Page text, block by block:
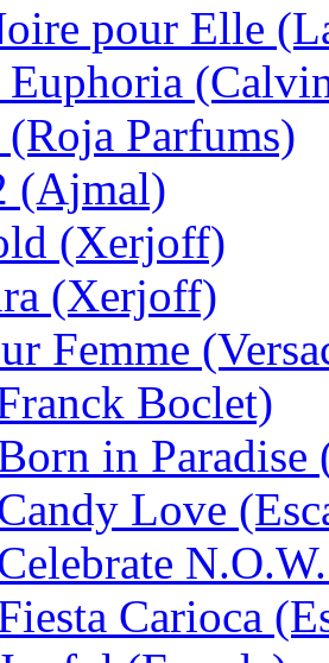
pour Elle
Euphoria
Parfums)
(Ajmal)
(Xerjoff)
(Xerjoff)
Femme
Boclet)
in Paradise
Love
Carioca